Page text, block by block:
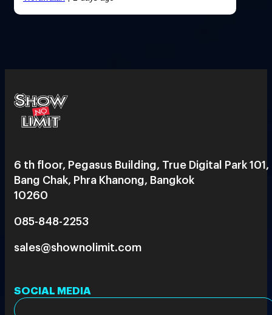
6 th floor, Pegasus Building, True Digital Park 101,
Bang Chak, Phra Khanong, Bangkok
10260
085-848-2253
sales@shownolimit.com
SOCIAL MEDIA